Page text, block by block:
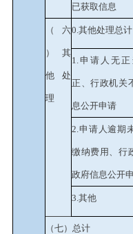
已获取信息
（六
）其
他处
理
0. 其他处理总计
1. 申请人无
正、行政机关
息公开申请
2. 申请人逾期
缴纳费用、行
政府信息公开
3. 其他
（七）总计